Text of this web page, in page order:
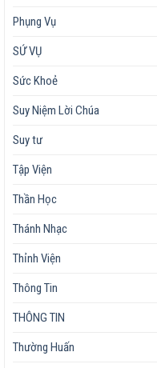
Phụng Vụ
SỨ VỤ
Sức Khoẻ
Suy Niệm Lời Chúa
Suy tư
Tập Viện
Thần Học
Thánh Nhạc
Thỉnh Viện
Thông Tin
THÔNG TIN
Thường Huấn